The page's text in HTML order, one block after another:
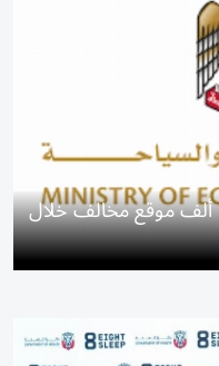
«الاقتصاد والسياحة» تحجب 14 ألف موقع مخالف خلال